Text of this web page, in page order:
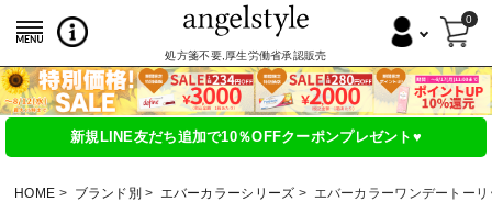
処方箋不要,厚生労働省承認販売
0
新規LINE友だち追加で10％OFFクーポンプレゼント♥
HOME ブランド別 エバーカラーシリーズ エバーカラーワンデートーリ